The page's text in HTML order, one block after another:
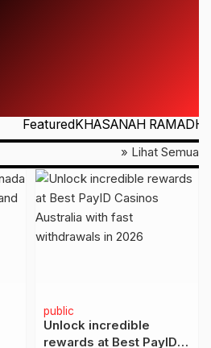
FeaturedKHASANAH
» Lihat Semua
public
Unlock incredible
rewards at Best PayID